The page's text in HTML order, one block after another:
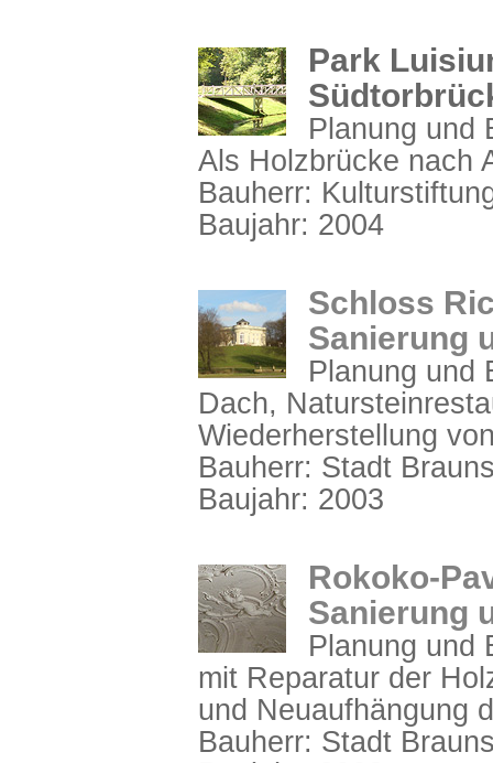
Park
Planung und
Als Holzbrücke nach
Bauherr:
Baujahr: 2004
Schloss
Sanierung
Planung und
Dach,
Wiederherstellung
Bauherr: Stadt
Baujahr: 2003
Rokoko-
Sanierung
Planung und
mit Reparatur der
und Neuaufhängung
Bauherr: Stadt